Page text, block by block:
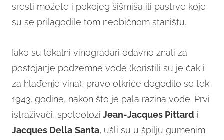
sresti možete i pokojeg šišmiša ili pastrve koje
su se prilagodile tom neobičnom staništu.
Iako su lokalni vinogradari odavno znali za
postojanje podzemne vode (koristili su je čak i
za hlađenje vina), pravo otkriće dogodilo se tek
1943. godine, nakon što je pala razina vode. Prvi
istraživači, speleolozi Jean-Jacques Pittard i
Jacques Della Santa, ušli su u špilju gumenim